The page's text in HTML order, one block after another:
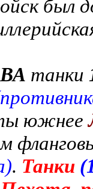
был
танки
южнее
. Танки